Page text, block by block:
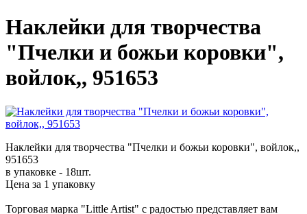
Наклейки для творчества
"Пчелки и божьи коровки",
войлок,, 951653
Наклейки для творчества "Пчелки и божьи коровки", войлок,,
951653
в упаковке - 18шт.
Цена за 1 упаковку
Торговая марка "Little Artist" с радостью представляет вам